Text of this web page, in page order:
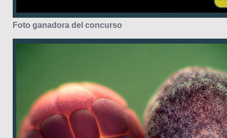
Foto ganadora del concurso